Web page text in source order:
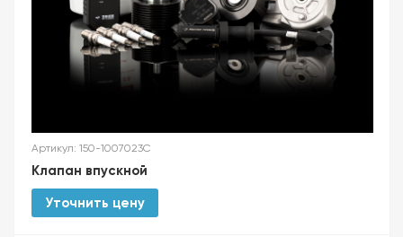
Артикул: 150-1007023C
Клапан впускной
Уточнить цену